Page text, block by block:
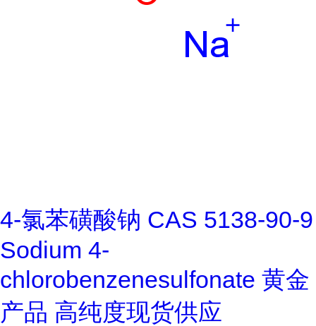
4-氯苯磺酸钠 CAS 5138-90-9
Sodium 4-
chlorobenzenesulfonate 黄金
产品 高纯度现货供应